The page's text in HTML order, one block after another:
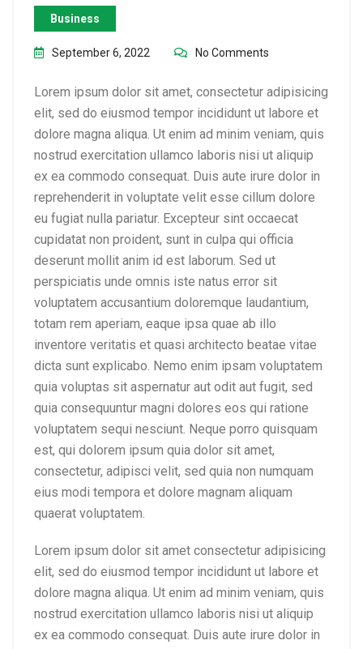
Business
September 6, 2022 No Comments
Lorem ipsum dolor sit amet, consectetur adipisicing
elit, sed do eiusmod tempor incididunt ut labore et
dolore magna aliqua. Ut enim ad minim veniam, quis
nostrud exercitation ullamco laboris nisi ut aliquip
ex ea commodo consequat. Duis aute irure dolor in
reprehenderit in voluptate velit esse cillum dolore
eu fugiat nulla pariatur. Excepteur sint occaecat
cupidatat non proident, sunt in culpa qui officia
deserunt mollit anim id est laborum. Sed ut
perspiciatis unde omnis iste natus error sit
voluptatem accusantium doloremque laudantium,
totam rem aperiam, eaque ipsa quae ab illo
inventore veritatis et quasi architecto beatae vitae
dicta sunt explicabo. Nemo enim ipsam voluptatem
quia voluptas sit aspernatur aut odit aut fugit, sed
quia consequuntur magni dolores eos qui ratione
voluptatem sequi nesciunt. Neque porro quisquam
est, qui dolorem ipsum quia dolor sit amet,
consectetur, adipisci velit, sed quia non numquam
eius modi tempora et dolore magnam aliquam
quaerat voluptatem.
Lorem ipsum dolor sit amet consectetur adipisicing
elit, sed do eiusmod tempor incididunt ut labore et
dolore magna aliqua. Ut enim ad minim veniam, quis
nostrud exercitation ullamco laboris nisi ut aliquip
ex ea commodo consequat. Duis aute irure dolor in